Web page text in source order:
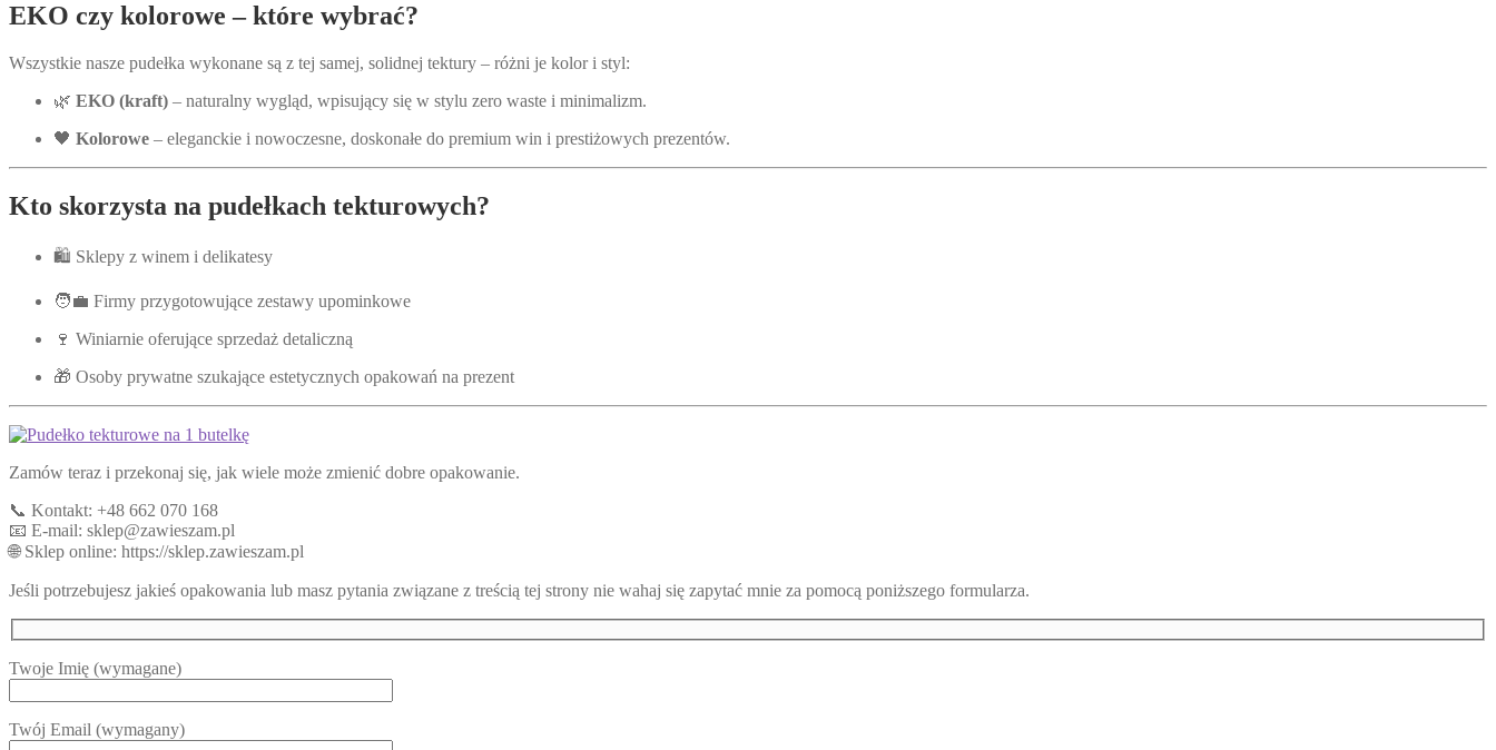
EKO czy kolorowe – które wybrać?
Wszystkie nasze pudełka wykonane są z tej samej, solidnej tektury – różni je kolor i styl:
🌿 EKO (kraft) – naturalny wygląd, wpisujący się w stylu zero waste i minimalizm.
🖤 Kolorowe – eleganckie i nowoczesne, doskonałe do premium win i prestiżowych prezentów.
Kto skorzysta na pudełkach tekturowych?
🛍️ Sklepy z winem i delikatesy
🧑‍💼 Firmy przygotowujące zestawy upominkowe
🍷 Winiarnie oferujące sprzedaż detaliczną
🎁 Osoby prywatne szukające estetycznych opakowań na prezent
Zamów teraz i przekonaj się, jak wiele może zmienić dobre opakowanie.
📞 Kontakt: +48 662 070 168
📧 E-mail: sklep@zawieszam.pl
🌐 Sklep online: https://sklep.zawieszam.pl
Jeśli potrzebujesz jakieś opakowania lub masz pytania związane z treścią tej strony nie wahaj się zapytać mnie za pomocą poniższego formularza.
Twoje Imię (wymagane)
Twój Email (wymagany)